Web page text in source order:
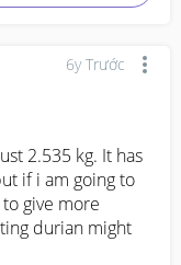
6y Trước
2.535 kg. It has
if i am going to
give more
durian might